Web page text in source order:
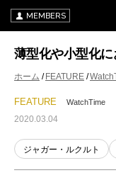
MEMBERS
薄型化や小型化
ホーム FEATURE
FEATURE WatchTime
2020.03.04
ジャガー・ルクルト